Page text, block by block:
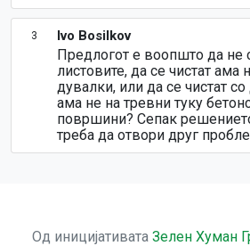
3 Ivo Bosilkov
Предлогот е воопшто да не
листовите, да се чистат ама
дувалки, или да се чистат
ама не на тревни туку
површини? Сепак
треба да отвори друг
Од иницијативата Зелен Хуман